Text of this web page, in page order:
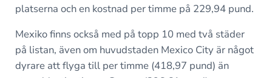
platserna och en kostnad per timme på 229,94 pund.
Mexiko finns också med på topp 10 med två städer
på listan, även om huvudstaden Mexico City är något
dyrare att flyga till per timme (418,97 pund) än